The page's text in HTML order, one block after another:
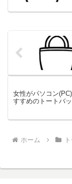
女性がパソコン
すすめのトートバ
ホーム